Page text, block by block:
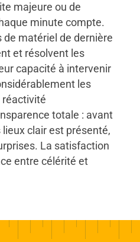
majeure ou de
minute compte.
matériel de dernière
et résolvent les
capacité à intervenir
les
totale : avant
clair est présenté,
La satisfaction
entre célérité et